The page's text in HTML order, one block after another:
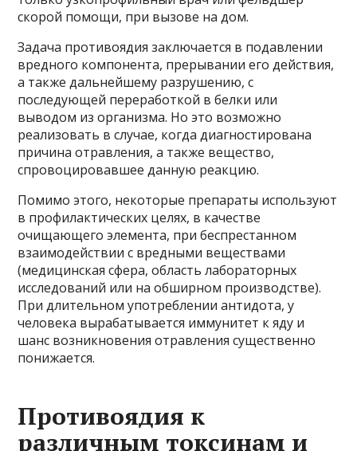
скорой помощи, при вызове на дом.
Задача противоядия заключается в подавлении
вредного компонента, прерывании его действия,
а также дальнейшему разрушению, с
последующей переработкой в белки или
выводом из организма. Но это возможно
реализовать в случае, когда диагностирована
причина отравления, а также вещество,
спровоцировавшее данную реакцию.
Помимо этого, некоторые препараты используют
в профилактических целях, в качестве
очищающего элемента, при беспрестанном
взаимодействии с вредными веществами
(медицинская сфера, область лабораторных
исследований или на обширном производстве).
При длительном употреблении антидота, у
человека вырабатывается иммунитет к яду и
шанс возникновения отравления существенно
понижается.
Противоядия к
различным токсинам и